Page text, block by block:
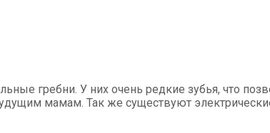
гребни. У них очень редкие зубья, что
мамам. Так же существуют